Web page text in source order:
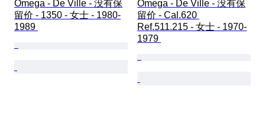
Omega - De Ville - 没有保
留价 - 1350 - 女士 - 1980-
1989
Omega - De Ville - 没有保
留价 - Cal.620
Ref.511.215 - 女士 - 1970-
1979